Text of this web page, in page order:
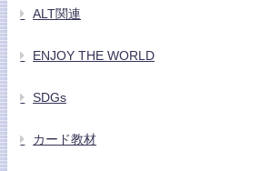
ALT関連
ENJOY THE WORLD
SDGs
カード教材